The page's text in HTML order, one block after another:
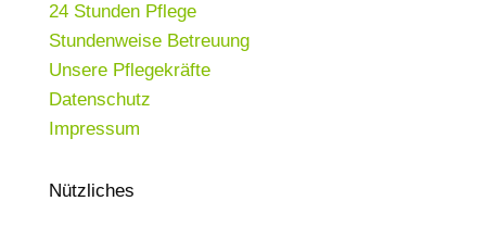
24 Stunden Pflege
Stundenweise Betreuung
Unsere Pflegekräfte
Datenschutz
Impressum
Nützliches